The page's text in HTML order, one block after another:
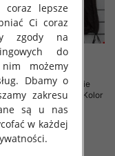
damskie (Włoskie
Roz Standard, Mix Kolor
Paczka 5 szt
125.00 zł
szczegóły
lepsze
Ci coraz
zgody na
do
możemy
Dbamy o
zakresu
są u nas
w każdej